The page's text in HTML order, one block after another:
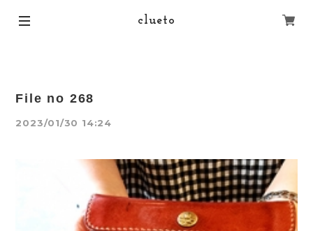
clueto
File no 268
2023/01/30 14:24